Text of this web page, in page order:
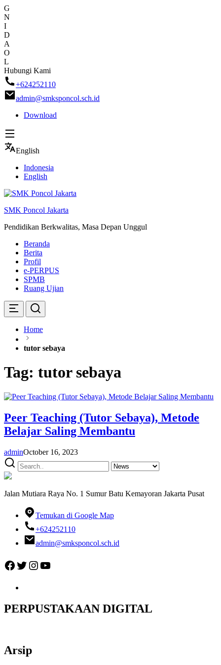
G
N
I
D
A
O
L
Skip
to
content
Hubungi Kami
+624252110
admin@smksponcol.sch.id
Download
English
Indonesia
English
SMK Poncol Jakarta
Pendidikan Berkwalitas, Masa Depan Unggul
Beranda
Berita
Profil
e-PERPUS
SPMB
Ruang Ujian
Home
tutor sebaya
Tag: tutor sebaya
Peer Teaching (Tutor Sebaya), Metode
Belajar Saling Membantu
adminOctober 16, 2023
Jalan Mutiara Raya No. 1 Sumur Batu Kemayoran Jakarta Pusat
Temukan di Google Map
+624252110
admin@smksponcol.sch.id
Facebook
Twitter
Instagram
YouTube
PERPUSTAKAAN DIGITAL
Arsip